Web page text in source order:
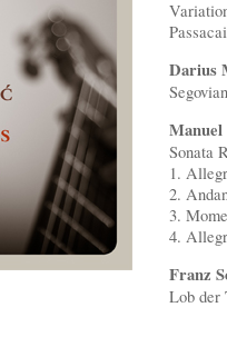
Darius
Manuel
Sonata
1.
2.
3.
4.
Franz
Lob der